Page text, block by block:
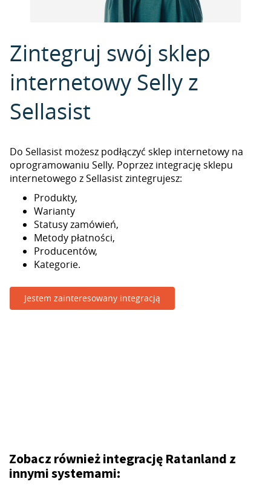
Zintegruj swój sklep
internetowy Selly z
Sellasist
Do Sellasist możesz podłączyć sklep internetowy na
oprogramowaniu Selly. Poprzez integrację sklepu
internetowego z Sellasist zintegrujesz:
Produkty,
Warianty
Statusy zamówień,
Metody płatności,
Producentów,
Kategorie.
Jestem zainteresowany integracją
Zobacz również integrację Ratanland z
innymi systemami: